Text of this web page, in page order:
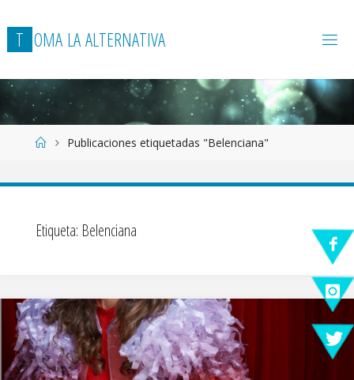
T OMA LAALTERNATIVA
Página
Inicio
Publicaciones etiquetadas "Belenciana"
Etiqueta: Belenciana